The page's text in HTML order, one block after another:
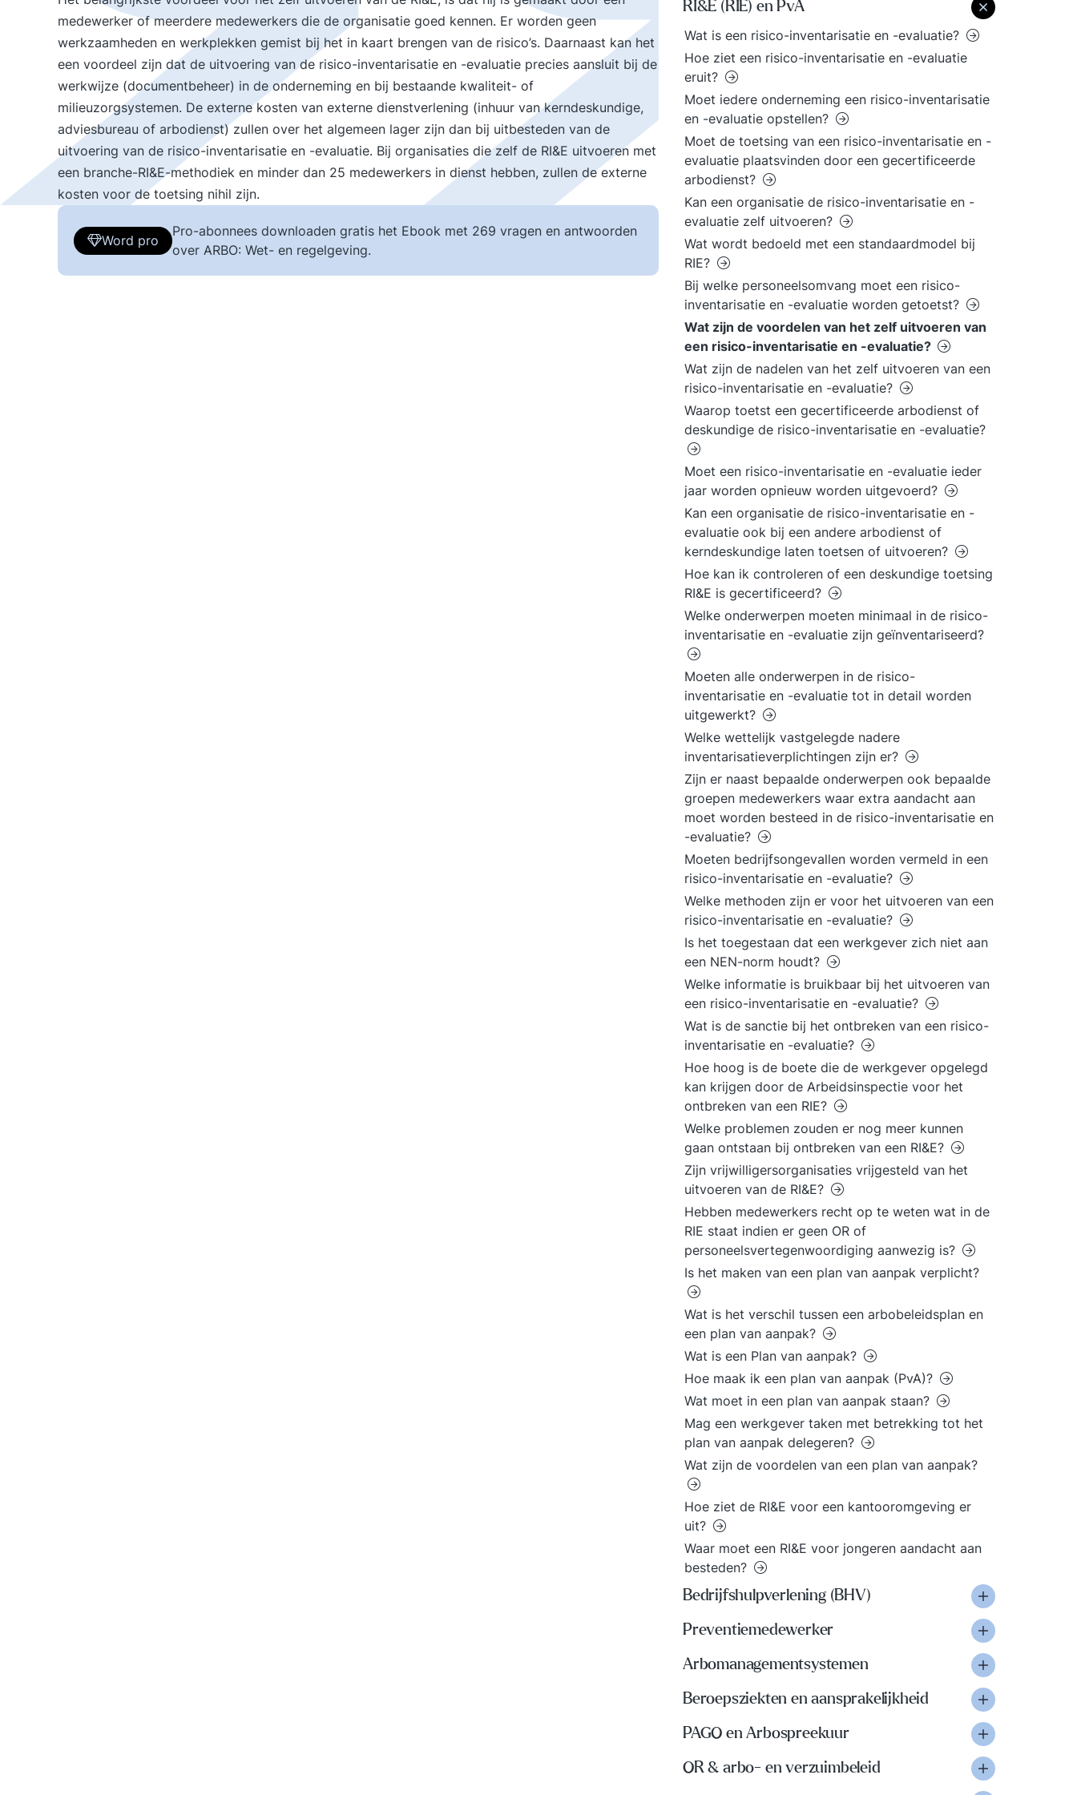
medewerker of meerdere medewerkers die de organisatie goed kennen. Er worden geen
werkzaamheden en werkplekken gemist bij het in kaart brengen van de risico’s. Daarnaast kan het
een voordeel zijn dat de uitvoering van de risico-inventarisatie en -evaluatie precies aansluit bij de
werkwijze (documentbeheer) in de onderneming en bij bestaande kwaliteit- of
milieuzorgsystemen. De externe kosten van externe dienstverlening (inhuur van kerndeskundige,
adviesbureau of arbodienst) zullen over het algemeen lager zijn dan bij uitbesteden van de
uitvoering van de risico-inventarisatie en -evaluatie. Bij organisaties die zelf de RI&E uitvoeren met
een branche-RI&E-methodiek en minder dan 25 medewerkers in dienst hebben, zullen de externe
kosten voor de toetsing nihil zijn.
Word pro
Pro-abonnees downloaden gratis het Ebook met 269 vragen en antwoorden
over ARBO: Wet- en regelgeving.
RI&E (RIE) en PvA
Wat is een risico-inventarisatie en -evaluatie?
Hoe ziet een risico-inventarisatie en -evaluatie
eruit?
Moet iedere onderneming een risico-inventarisatie
en -evaluatie opstellen?
Moet de toetsing van een risico-inventarisatie en -
evaluatie plaatsvinden door een gecertificeerde
arbodienst?
Kan een organisatie de risico-inventarisatie en -
evaluatie zelf uitvoeren?
Wat wordt bedoeld met een standaardmodel bij
RIE?
Bij welke personeelsomvang moet een risico-
inventarisatie en -evaluatie worden getoetst?
Wat zijn de voordelen van het zelf uitvoeren van
een risico-inventarisatie en -evaluatie?
Wat zijn de nadelen van het zelf uitvoeren van een
risico-inventarisatie en -evaluatie?
Waarop toetst een gecertificeerde arbodienst of
deskundige de risico-inventarisatie en -evaluatie?
Moet een risico-inventarisatie en -evaluatie ieder
jaar worden opnieuw worden uitgevoerd?
Kan een organisatie de risico-inventarisatie en -
evaluatie ook bij een andere arbodienst of
kerndeskundige laten toetsen of uitvoeren?
Hoe kan ik controleren of een deskundige toetsing
RI&E is gecertificeerd?
Welke onderwerpen moeten minimaal in de risico-
inventarisatie en -evaluatie zijn geïnventariseerd?
Moeten alle onderwerpen in de risico-
inventarisatie en -evaluatie tot in detail worden
uitgewerkt?
Welke wettelijk vastgelegde nadere
inventarisatieverplichtingen zijn er?
Zijn er naast bepaalde onderwerpen ook bepaalde
groepen medewerkers waar extra aandacht aan
moet worden besteed in de risico-inventarisatie en
-evaluatie?
Moeten bedrijfsongevallen worden vermeld in een
risico-inventarisatie en -evaluatie?
Welke methoden zijn er voor het uitvoeren van een
risico-inventarisatie en -evaluatie?
Is het toegestaan dat een werkgever zich niet aan
een NEN-norm houdt?
Welke informatie is bruikbaar bij het uitvoeren van
een risico-inventarisatie en -evaluatie?
Wat is de sanctie bij het ontbreken van een risico-
inventarisatie en -evaluatie?
Hoe hoog is de boete die de werkgever opgelegd
kan krijgen door de Arbeidsinspectie voor het
ontbreken van een RIE?
Welke problemen zouden er nog meer kunnen
gaan ontstaan bij ontbreken van een RI&E?
Zijn vrijwilligersorganisaties vrijgesteld van het
uitvoeren van de RI&E?
Hebben medewerkers recht op te weten wat in de
RIE staat indien er geen OR of
personeelsvertegenwoordiging aanwezig is?
Is het maken van een plan van aanpak verplicht?
Wat is het verschil tussen een arbobeleidsplan en
een plan van aanpak?
Wat is een Plan van aanpak?
Hoe maak ik een plan van aanpak (PvA)?
Wat moet in een plan van aanpak staan?
Mag een werkgever taken met betrekking tot het
plan van aanpak delegeren?
Wat zijn de voordelen van een plan van aanpak?
Hoe ziet de RI&E voor een kantooromgeving er
uit?
Waar moet een RI&E voor jongeren aandacht aan
besteden?
Bedrijfshulpverlening (BHV)
Preventiemedewerker
Arbomanagementsystemen
Beroepsziekten en aansprakelijkheid
PAGO en Arbospreekuur
OR & arbo- en verzuimbeleid